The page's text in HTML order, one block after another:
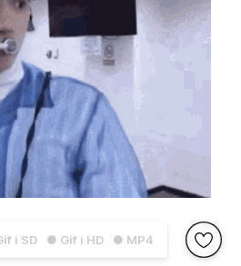
i SD ● Gif i HD ● MP4